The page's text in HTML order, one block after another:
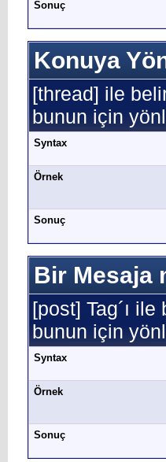
Sonuç
Konuya
[thread] ile
bunun için
Syntax
Örnek
Sonuç
Bir Mesaja
[post] Tag´ı
bunun için
Syntax
Örnek
Sonuç